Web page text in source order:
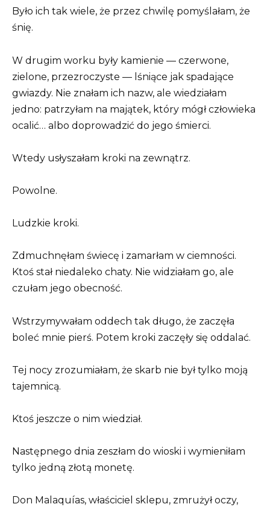
Było ich tak wiele, że przez chwilę pomyślałam, że
śnię.
W drugim worku były kamienie — czerwone,
zielone, przezroczyste — lśniące jak spadające
gwiazdy. Nie znałam ich nazw, ale wiedziałam
jedno: patrzyłam na majątek, który mógł człowieka
ocalić… albo doprowadzić do jego śmierci.
Wtedy usłyszałam kroki na zewnątrz.
Powolne.
Ludzkie kroki.
Zdmuchnęłam świecę i zamarłam w ciemności.
Ktoś stał niedaleko chaty. Nie widziałam go, ale
czułam jego obecność.
Wstrzymywałam oddech tak długo, że zaczęła
boleć mnie pierś. Potem kroki zaczęły się oddalać.
Tej nocy zrozumiałam, że skarb nie był tylko moją
tajemnicą.
Ktoś jeszcze o nim wiedział.
Następnego dnia zeszłam do wioski i wymieniłam
tylko jedną złotą monetę.
Don Malaquías, właściciel sklepu, zmrużył oczy,